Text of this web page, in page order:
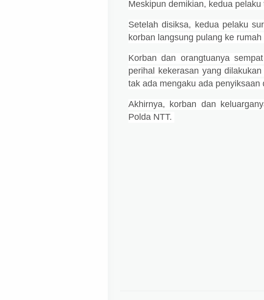
Meskipun demikian, kedua
Setelah disiksa, kedua pelaku
korban langsung pulang ke
Korban dan orangtuanya
perihal kekerasan yang
tak ada mengaku ada penyiksaan
Akhirnya, korban dan
Polda NTT.